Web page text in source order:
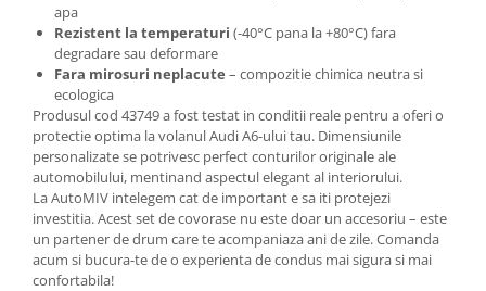
apa
Rezistent la temperaturi (-40°C pana la +80°C) fara
degradare sau deformare
Fara mirosuri neplacute – compozitie chimica neutra si
ecologica
Produsul cod 43749 a fost testat in conditii reale pentru a oferi o
protectie optima la volanul Audi A6-ului tau. Dimensiunile
personalizate se potrivesc perfect conturilor originale ale
automobilului, mentinand aspectul elegant al interiorului.
La AutoMIV intelegem cat de important e sa iti protejezi
investitia. Acest set de covorase nu este doar un accesoriu – este
un partener de drum care te acompaniaza ani de zile. Comanda
acum si bucura-te de o experienta de condus mai sigura si mai
confortabila!